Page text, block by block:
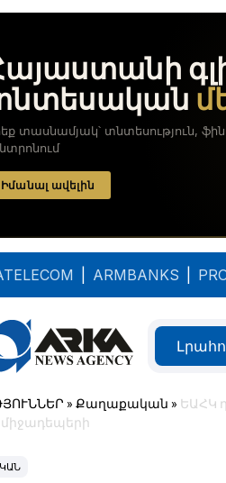
ARMBANKS
» Քաղաքական » ԵԱՀԿ